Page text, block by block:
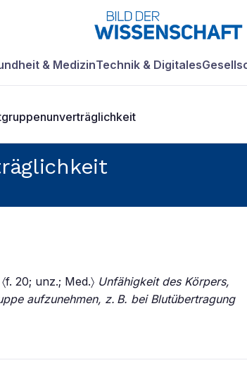
& MedizinTechnik & Digitales
〈f. 20; unz.; Med.〉 Unfähigkeit des Körpers,
aufzunehmen, z. B. bei Blutübertragung